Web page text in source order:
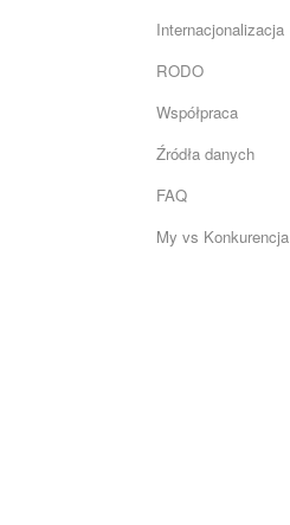
Internacjonalizacja
RODO
Współpraca
Źródła danych
FAQ
My vs Konkurencja